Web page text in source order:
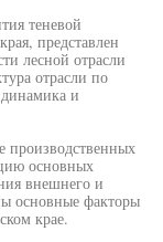
теневой
представлен
лесной отрасли
отрасли по
и
производственных
основных
внешнего и
основные факторы
крае.